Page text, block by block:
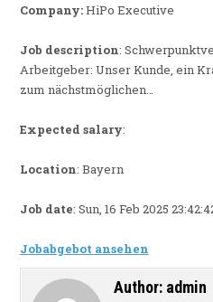
Company:HiPo Executive
Job description:
Arbeitgeber: Unser Kunde, ein
zum nächstmöglichen…
Expected salary:
Location: Bayern
Job date: Sun, 16 Feb 2025
Jobabgebot ansehen
Author: admin